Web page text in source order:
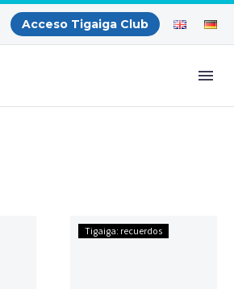
Acceso Tigaiga Club
Folleto
Tigaiga: recuerdos